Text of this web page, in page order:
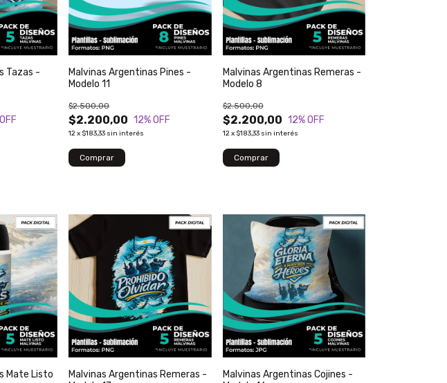
Tazas -
Malvinas Argentinas Pines -
Modelo 11
$2.200,00
$2.500,00
12% OFF
12x $183,33 sin interés
Malvinas Argentinas Remeras -
Modelo 8
$2.200,00
$2.500,00
12% OFF
12 x $183,33 sin interés
Mate Listo
Malvinas Argentinas Remeras -
Malvinas Argentinas Cojines -